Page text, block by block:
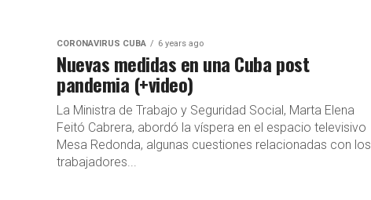
CORONAVIRUS CUBA 6 years ago
Nuevas medidas en una Cuba post
pandemia (+video)
La Ministra de Trabajo y Seguridad Social, Marta Elena
Feitó Cabrera, abordó la víspera en el espacio televisivo
Mesa Redonda, algunas cuestiones relacionadas con los
trabajadores...